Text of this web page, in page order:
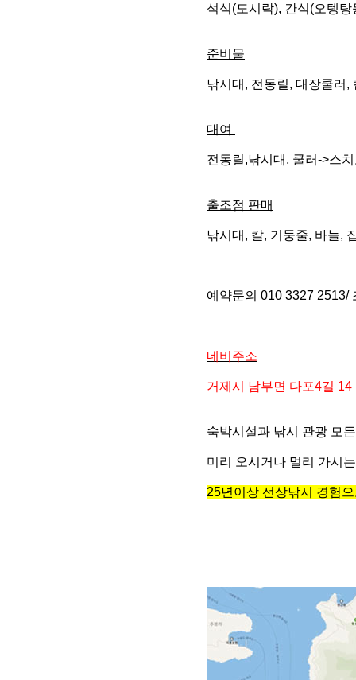
석식(도시락), 간식(오텡
준비물
낚시대, 전동릴, 대장쿨러,
대여
전동릴,낚시대, 쿨러->스
출조점 판매
낚시대, 칼, 기둥줄, 바늘,
예약문의 010 3327 2513/
네비주소
거제시 남부면 다포4길
숙박시설과 낚시 관광 모
미리 오시거나 멀리 가시
25년이상 선상낚시 경험